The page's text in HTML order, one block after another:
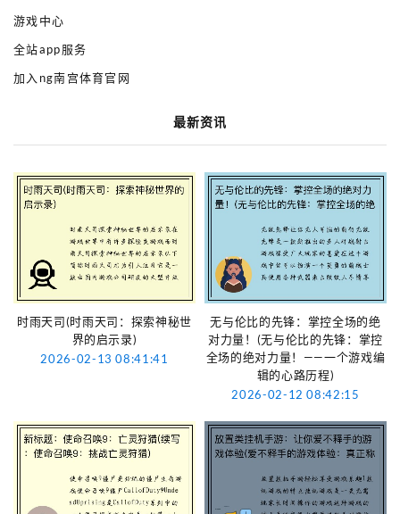
游戏中心
全站app服务
加入ng南宫体育官网
最新资讯
时雨天司(时雨天司：探索神秘世
界的启示录)
2026-02-13 08:41:41
无与伦比的先锋：掌控全场的绝
对力量！(无与伦比的先锋：掌控
全场的绝对力量！——一个游戏编
辑的心路历程)
2026-02-12 08:42:15